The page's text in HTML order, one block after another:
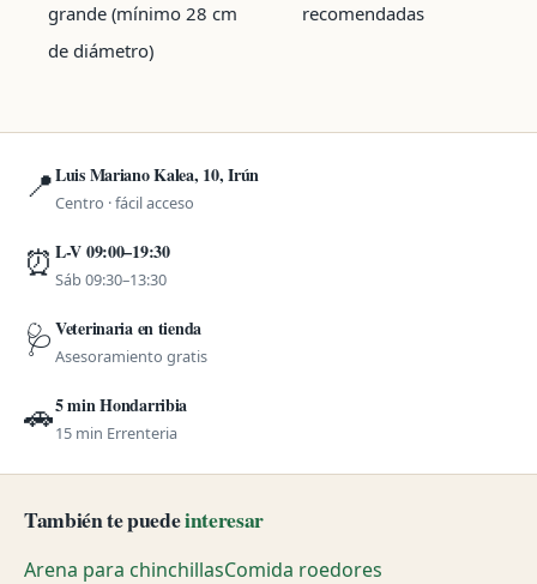
grande (mínimo 28 cm
de diámetro)
recomendadas
📍Luis Mariano Kalea, 10, Irún
Centro · fácil acceso
⏰ L-V 09:00–19:30
Sáb 09:30–13:30
🩺Veterinaria en tienda
Asesoramiento gratis
🚗5 min Hondarribia
15 min Errenteria
También te puedeinteresar
Arena para chinchillasComida roedores